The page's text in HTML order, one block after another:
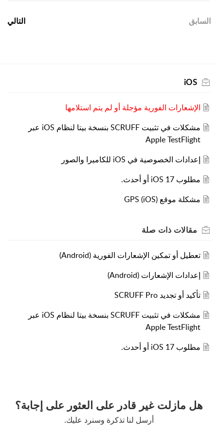
السابق التالي
iOS
الإشعارات الفورية مؤجلة أو لم يتم استلامها
مشكلات في تثبيت SCRUFF بنسخة بيتا لنظام iOS عبر
Apple TestFlight
إعدادات الخصوصية في iOS للكاميرا والصور
مطلوب iOS 17 أو أحدث.
مشكلة موقع GPS (iOS)
مقالات ذات صلة
تعطيل أو تمكين الإشعارات الفورية (Android)
إعدادات الإشعارات (Android)
تأكيد أو تجديد SCRUFF Pro
مشكلات في تثبيت SCRUFF بنسخة بيتا لنظام iOS عبر
Apple TestFlight
مطلوب iOS 17 أو أحدث.
هل مازلت غير قادر على العثور على إجابة؟
أرسل لنا تذكرة وسنرد عليك.